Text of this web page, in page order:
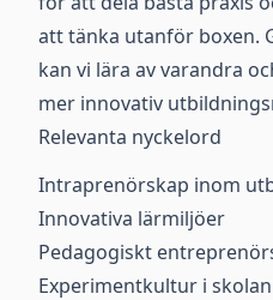
att tänka utanför boxen.
kan vi lära av varandra
mer innovativ
Relevanta nyckelord
Intraprenörskap inom
Innovativa lärmiljöer
Pedagogiskt
Experimentkultur i skolan